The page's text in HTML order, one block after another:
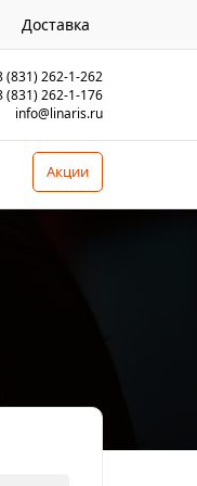
Доставка
(831) 262-1-262
(831) 262-1-176
info@linaris.ru
Акции